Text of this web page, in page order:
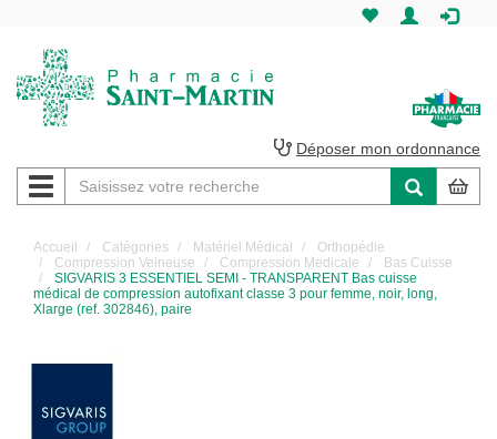
Martin
Pharmacie
Saint-
Martin
Déposer mon ordonnance
Navigation
Accueil Catégories Matériel Médical
Orthopédie
Compression Veineuse
Compression Medicale
Bas Cuisse
SIGVARIS 3 ESSENTIEL SEMI - TRANSPARENT Bas cuisse
médical de compression autofixant classe 3 pour femme, noir, long,
Xlarge (ref. 302846), paire